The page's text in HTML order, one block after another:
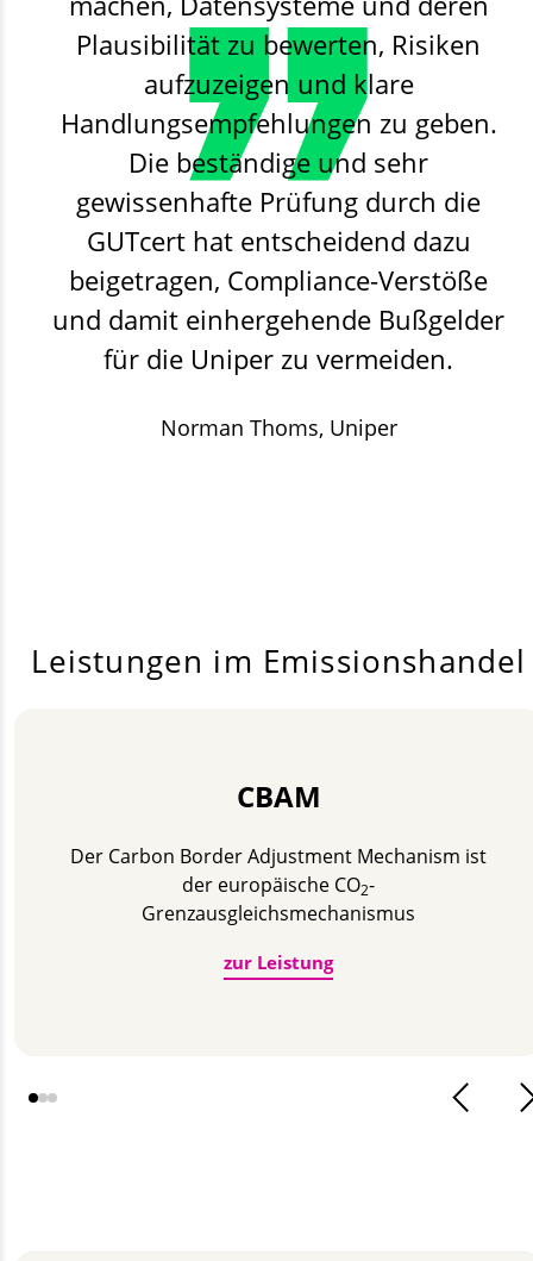
Plausibilität zu bewerten, Risiken
aufzuzeigen und klare
Handlungsempfehlungen zu geben.
Die beständige und sehr
gewissenhafte Prüfung durch die
GUTcert hat entscheidend dazu
beigetragen, Compliance-Verstöße
und damit einhergehende Bußgelder
für die Uniper zu vermeiden.
Norman Thoms, Uniper
Leistungen im Emissionshandel
CBAM
Der Carbon Border Adjustment Mechanism ist
der europäische CO2-
Grenzausgleichsmechanismus
zur Leistung